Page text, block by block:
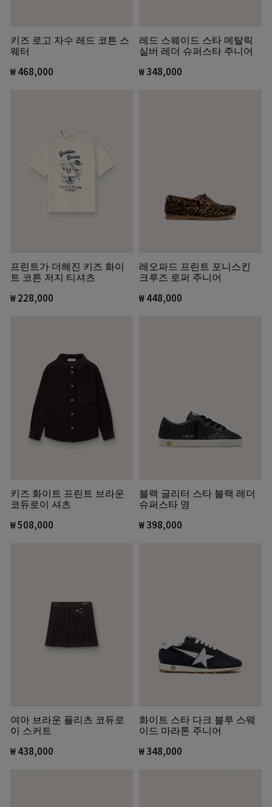
키즈 로고 자수 레드 코튼 스
웨터
₩ 468,000
레드 스웨이드 스타 메탈릭
실버 레더 슈퍼스타 주니어
₩ 348,000
프린트가 더해진 키즈 화이
트 코튼 저지 티셔츠
₩ 228,000
레오파드 프린트 포니스킨
크루즈 로퍼 주니어
₩ 448,000
키즈 화이트 프린트 브라운
코듀로이 셔츠
₩ 508,000
블랙 글리터 스타 블랙 레더
슈퍼스타 영
₩ 398,000
여아 브라운 플리츠 코듀로
이 스커트
₩ 438,000
화이트 스타 다크 블루 스웨
이드 마라톤 주니어
₩ 348,000